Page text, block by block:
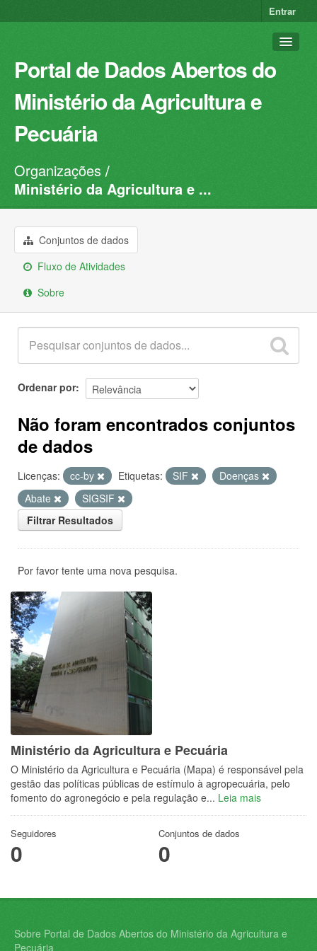
Entrar
Portal de Dados Abertos do
Ministério da Agricultura e
Pecuária
Conjuntos de dados
Organizações
Sobre
Organizações
Ministério da Agricultura e ...
Conjuntos de dados
Fluxo de Atividades
Sobre
Ordenar por
Não foram encontrados conjuntos
de dados
Licenças: cc-by Etiquetas: SIF
Doenças
Abate
SIGSIF
Filtrar Resultados
Por favor tente uma nova pesquisa.
Ministério da Agricultura e Pecuária
O Ministério da Agricultura e Pecuária (Mapa) é responsável pela
gestão das políticas públicas de estímulo à agropecuária, pelo
fomento do agronegócio e pela regulação e... Leia mais
Seguidores
0
Conjuntos de dados
0
Sobre Portal de Dados Abertos do Ministério da Agricultura e
Pecuária